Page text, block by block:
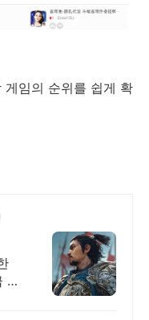
게임의 순위를 쉽게 확
무